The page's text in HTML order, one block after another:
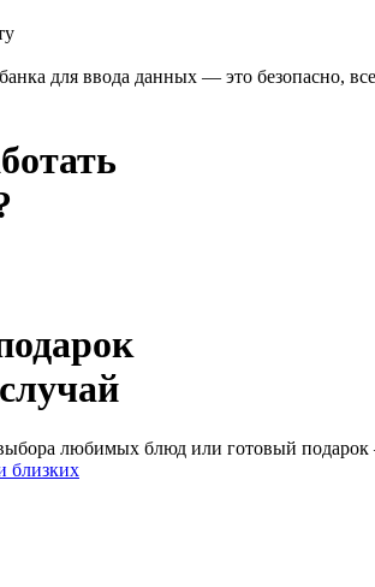
для ввода данных — это безопасно,
любимых блюд или готовый подарок
близких